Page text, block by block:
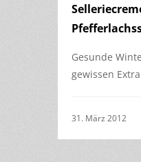
Gesunde
gewissen
31. März 2012